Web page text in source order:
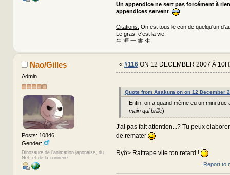
Un appendice ne sert pas forcément à
appendices servent
Citations: On est tous le con de quelqu'un
Le gras, c'est la vie.
生 涯 一 書 生
Nao/Gilles
Admin
Posts: 10846
Gender:
Dinosaure de l'animation japonaise, du
Net, et de la connerie.
« #116ON 12 DECEMBER 2007 À
Quote from Asakura on on 12 December
Enfin, on a quand même eu un mini truc
main qui brille)
J'ai pas fait attention...? Tu peux
de remater
Ryô> Rattrape vite ton retard !
Report to